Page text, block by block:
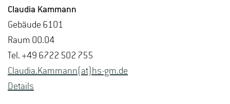
Clau­dia Kam­mann
Ge­bäu­de 6101
Raum 00.04
Tel. +49 6722 502 755
Clau­dia.Kam­mann(at)hs-​gm.​de
De­tails